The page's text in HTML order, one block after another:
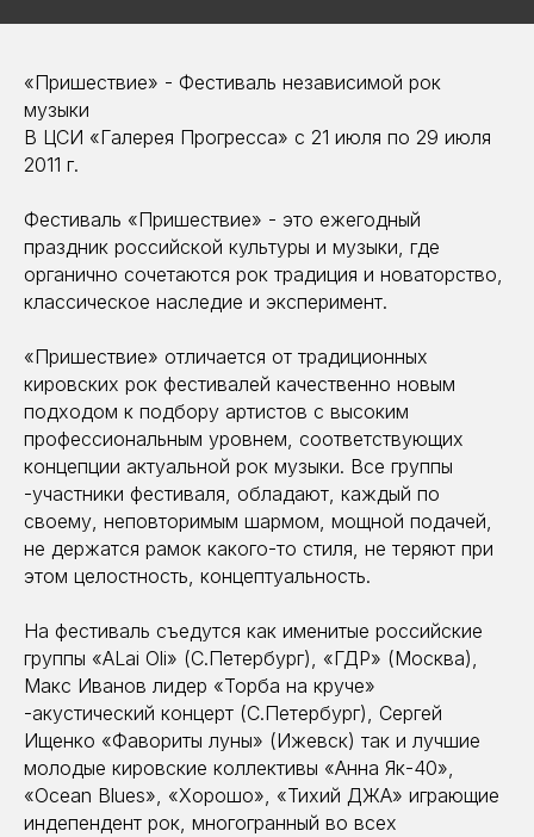
«Пришествие» - Фестиваль независимой рок
музыки
В ЦСИ «Галерея Прогресса» с 21 июля по 29 июля
2011 г.
Фестиваль «Пришествие» - это ежегодный
праздник российской культуры и музыки, где
органично сочетаются рок традиция и новаторство,
классическое наследие и эксперимент.
«Пришествие» отличается от традиционных
кировских рок фестивалей качественно новым
подходом к подбору артистов с высоким
профессиональным уровнем, соответствующих
концепции актуальной рок музыки. Все группы
-участники фестиваля, обладают, каждый по
своему, неповторимым шармом, мощной подачей,
не держатся рамок какого-то стиля, не теряют при
этом целостность, концептуальность.
На фестиваль съедутся как именитые российские
группы «АLai Oli» (С.Петербург), «ГДР» (Москва),
Макс Иванов лидер «Торба на круче»
-акустический концерт (С.Петербург), Сергей
Ищенко «Фавориты луны» (Ижевск) так и лучшие
молодые кировские коллективы «Анна Як-40»,
«Ocean Blues», «Хорошо», «Тихий ДЖА» играющие
индепендент рок, многогранный во всех